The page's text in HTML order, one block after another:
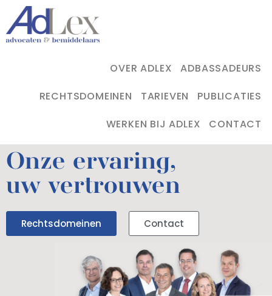
OVER ADLEX
ADBASSADEURS
RECHTSDOMEINEN
TARIEVEN
PUBLICATIES
WERKEN BIJ ADLEX
CONTACT
Onze ervaring,
uw vertrouwen
Rechtsdomeinen Contact